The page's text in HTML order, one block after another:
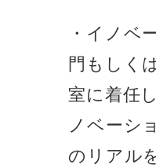
・イノベ
門もしく
室に着任
ノベーシ
のリアル